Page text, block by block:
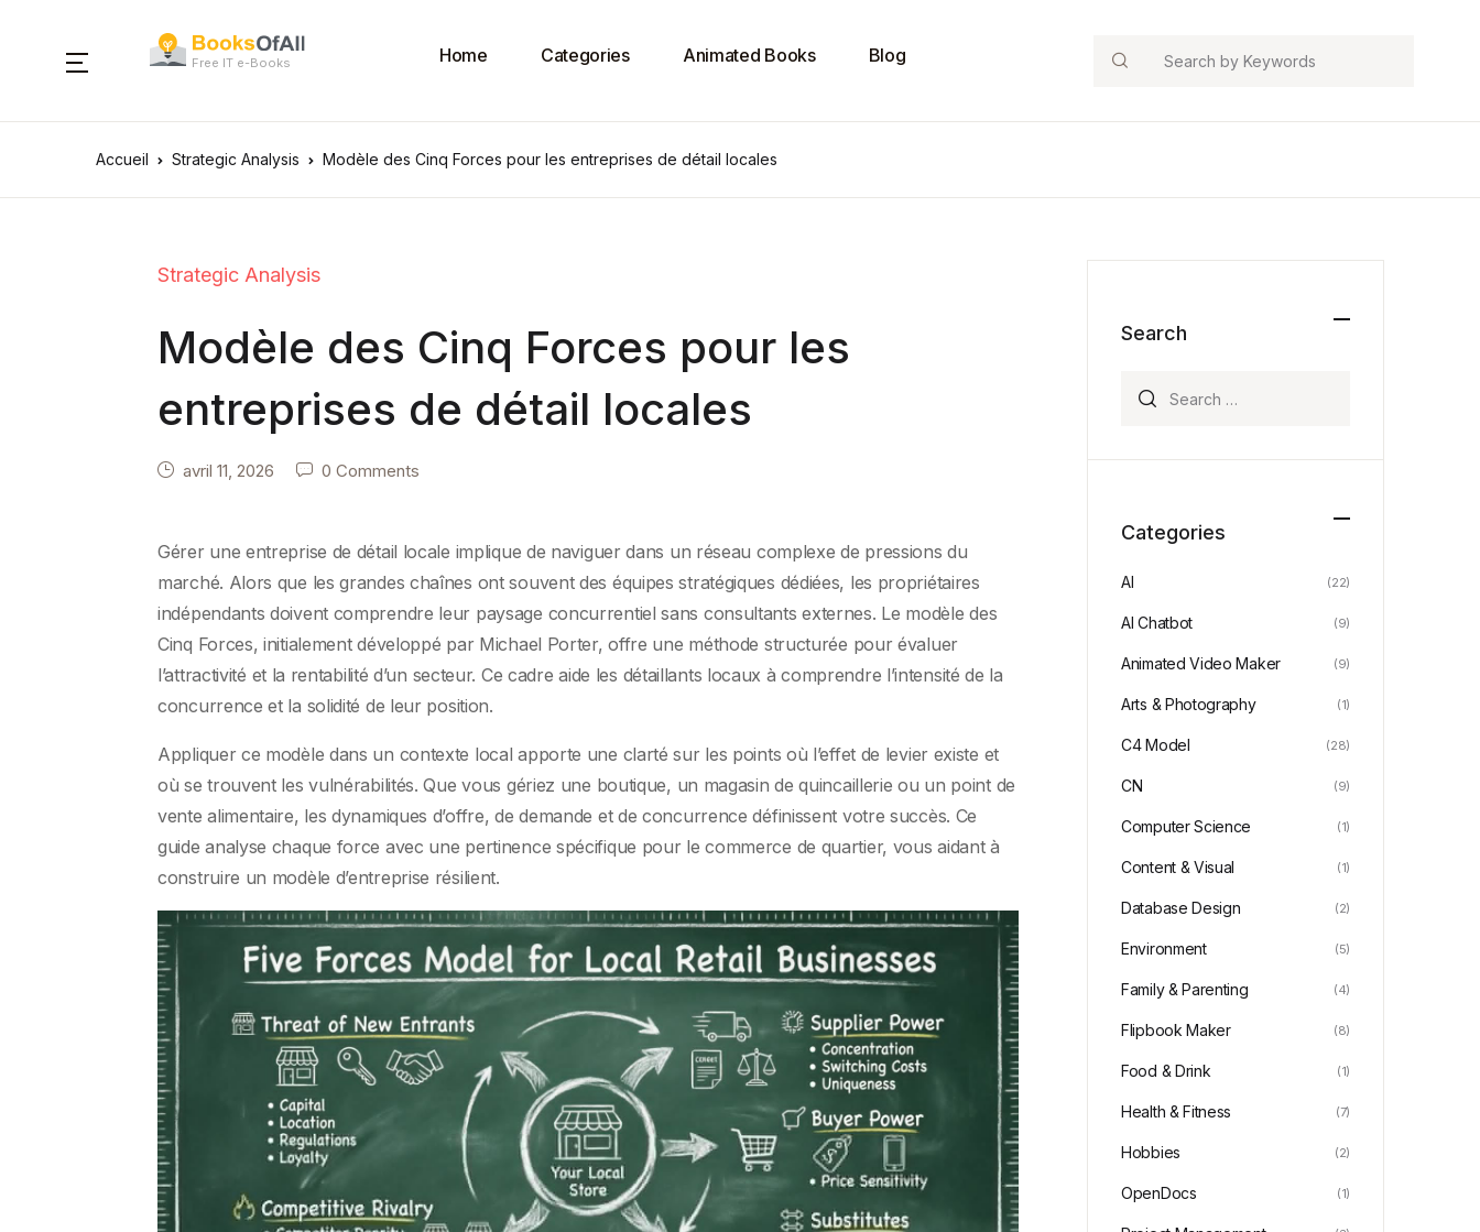
Free IT e-Books Home Categories Animated Books Blog Search
Accueil Strategic Analysis Modèle des Cinq Forces pour les entreprises de détail locales
Strategic Analysis
Modèle des Cinq Forces pour les
entreprises de détail locales
avril 11, 2026 0 Comments
Gérer une entreprise de détail locale implique de naviguer dans un réseau complexe de pressions du
marché. Alors que les grandes chaînes ont souvent des équipes stratégiques dédiées, les propriétaires
indépendants doivent comprendre leur paysage concurrentiel sans consultants externes. Le modèle des
Cinq Forces, initialement développé par Michael Porter, offre une méthode structurée pour évaluer
l’attractivité et la rentabilité d’un secteur. Ce cadre aide les détaillants locaux à comprendre l’intensité de la
concurrence et la solidité de leur position.
Appliquer ce modèle dans un contexte local apporte une clarté sur les points où l’effet de levier existe et
où se trouvent les vulnérabilités. Que vous gériez une boutique, un magasin de quincaillerie ou un point de
vente alimentaire, les dynamiques d’offre, de demande et de concurrence définissent votre succès. Ce
guide analyse chaque force avec une pertinence spécifique pour le commerce de quartier, vous aidant à
construire un modèle d’entreprise résilient.
Search
Categories
AI (22)
AI Chatbot (9)
Animated Video Maker (9)
Arts & Photography (1)
C4 Model (28)
CN (9)
Computer Science (1)
Content & Visual (1)
Database Design (2)
Environment (5)
Family & Parenting (4)
Flipbook Maker (8)
Food & Drink (1)
Health & Fitness (7)
Hobbies (2)
OpenDocs (1)